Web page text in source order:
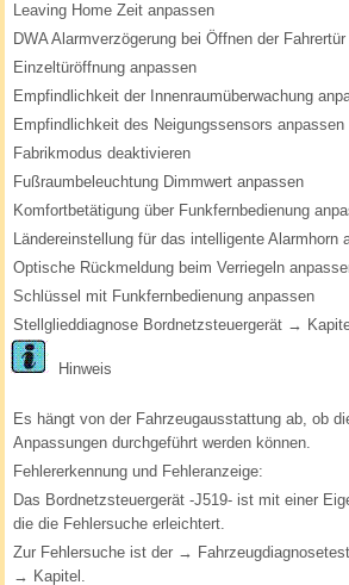
Leaving Home Zeit anpassen
DWA Alarmverzögerung bei Öffnen der
Einzeltüröffnung anpassen
Empfindlichkeit der Innenraumüberwachung
Empfindlichkeit des Neigungssensors anpassen
Fabrikmodus deaktivieren
Fußraumbeleuchtung Dimmwert anpassen
Komfortbetätigung über Funkfernbedienung
Ländereinstellung für das intelligente Alarmhorn
Optische Rückmeldung beim Verriegeln
Schlüssel mit Funkfernbedienung anpassen
Stellglieddiagnose Bordnetzsteuergerät →
Hinweis
Es hängt von der Fahrzeugausstattung ab, ob
Anpassungen durchgeführt werden können.
Fehlererkennung und Fehleranzeige:
Das Bordnetzsteuergerät -J519- ist mit einer
die die Fehlersuche erleichtert.
Zur Fehlersuche ist der →
→ Kapitel.